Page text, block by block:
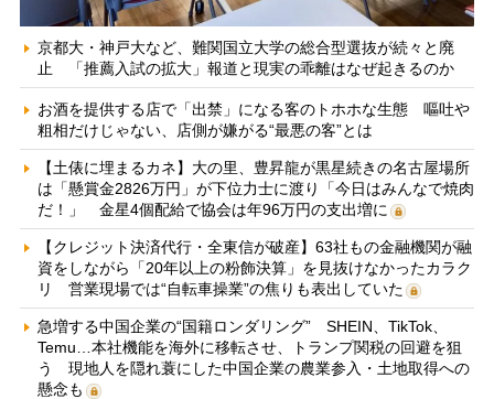
京都大・神戸大など、難関国立大学の総合型選抜が続々と廃
止 「推薦入試の拡大」報道と現実の乖離はなぜ起きるのか
お酒を提供する店で「出禁」になる客のトホホな生態 嘔吐や
粗相だけじゃない、店側が嫌がる“最悪の客”とは
【土俵に埋まるカネ】大の里、豊昇龍が黒星続きの名古屋場所
は「懸賞金2826万円」が下位力士に渡り「今日はみんなで焼肉
だ！」 金星4個配給で協会は年96万円の支出増に
【クレジット決済代行・全東信が破産】63社もの金融機関が融
資をしながら「20年以上の粉飾決算」を見抜けなかったカラク
リ 営業現場では“自転車操業”の焦りも表出していた
急増する中国企業の“国籍ロンダリング” SHEIN、TikTok、
Temu…本社機能を海外に移転させ、トランプ関税の回避を狙
う 現地人を隠れ蓑にした中国企業の農業参入・土地取得への
懸念も